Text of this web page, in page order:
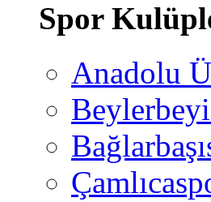
Spor
Anadolu